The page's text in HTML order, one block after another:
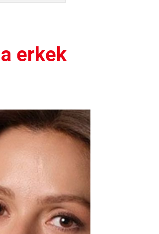
erkek